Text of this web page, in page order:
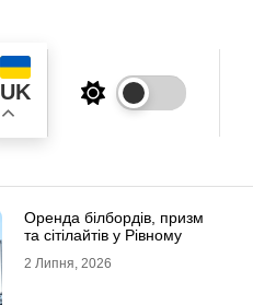
UK
Оренда білбордів, призм
та сітілайтів у Рівному
2 Липня, 2026